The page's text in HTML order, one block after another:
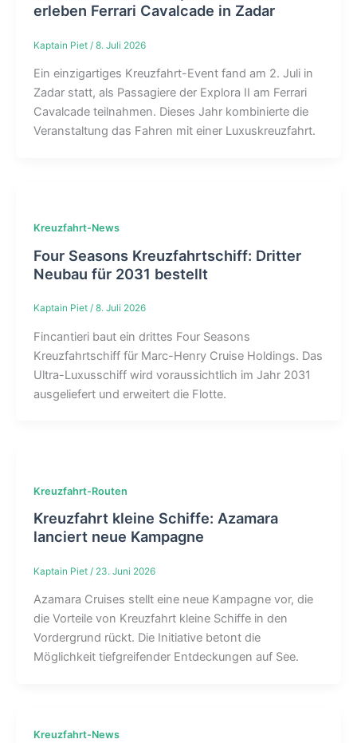
erleben Ferrari Cavalcade in Zadar
Kaptain Piet / 8. Juli 2026
Ein einzigartiges Kreuzfahrt-Event fand am 2. Juli in
Zadar statt, als Passagiere der Explora II am Ferrari
Cavalcade teilnahmen. Dieses Jahr kombinierte die
Veranstaltung das Fahren mit einer Luxuskreuzfahrt.
Kreuzfahrt-News
Four Seasons Kreuzfahrtschiff: Dritter
Neubau für 2031 bestellt
Kaptain Piet / 8. Juli 2026
Fincantieri baut ein drittes Four Seasons
Kreuzfahrtschiff für Marc-Henry Cruise Holdings. Das
Ultra-Luxusschiff wird voraussichtlich im Jahr 2031
ausgeliefert und erweitert die Flotte.
Kreuzfahrt-Routen
Kreuzfahrt kleine Schiffe: Azamara
lanciert neue Kampagne
Kaptain Piet / 23. Juni 2026
Azamara Cruises stellt eine neue Kampagne vor, die
die Vorteile von Kreuzfahrt kleine Schiffe in den
Vordergrund rückt. Die Initiative betont die
Möglichkeit tiefgreifender Entdeckungen auf See.
Kreuzfahrt-News